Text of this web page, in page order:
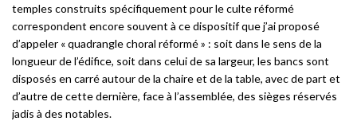
temples construits spécifiquement pour le culte réformé
correspondent encore souvent à ce dispositif que j’ai proposé
d’appeler « quadrangle choral réformé » : soit dans le sens de la
longueur de l’édifice, soit dans celui de sa largeur, les bancs sont
disposés en carré autour de la chaire et de la table, avec de part et
d’autre de cette dernière, face à l’assemblée, des sièges réservés
jadis à des notables.